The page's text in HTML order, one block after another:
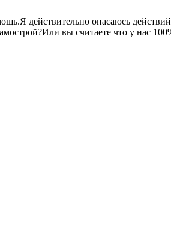
действительно опасаюсь
вы считаете что у нас